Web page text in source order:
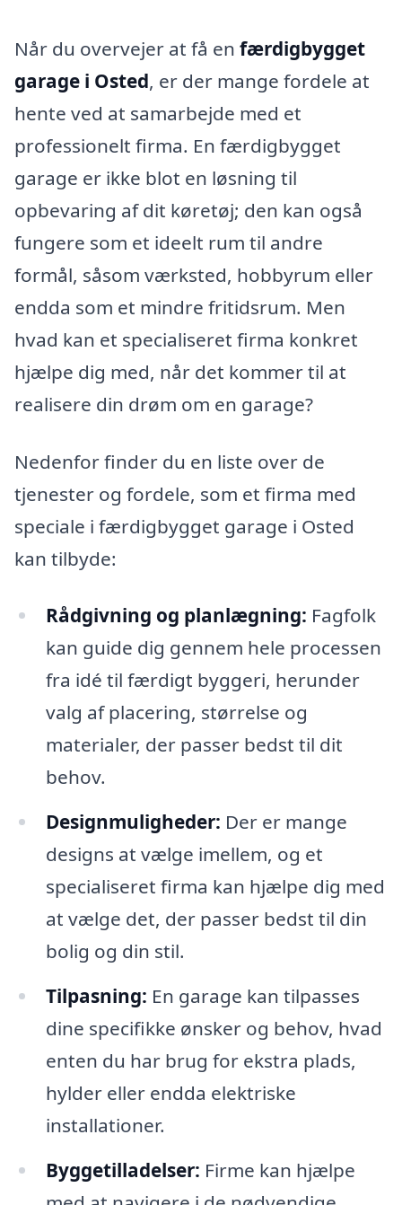
Når du overvejer at få en færdigbygget
garage i Osted, er der mange fordele at
hente ved at samarbejde med et
professionelt firma. En færdigbygget
garage er ikke blot en løsning til
opbevaring af dit køretøj; den kan også
fungere som et ideelt rum til andre
formål, såsom værksted, hobbyrum eller
endda som et mindre fritidsrum. Men
hvad kan et specialiseret firma konkret
hjælpe dig med, når det kommer til at
realisere din drøm om en garage?
Nedenfor finder du en liste over de
tjenester og fordele, som et firma med
speciale i færdigbygget garage i Osted
kan tilbyde:
Rådgivning og planlægning: Fagfolk
kan guide dig gennem hele processen
fra idé til færdigt byggeri, herunder
valg af placering, størrelse og
materialer, der passer bedst til dit
behov.
Designmuligheder: Der er mange
designs at vælge imellem, og et
specialiseret firma kan hjælpe dig med
at vælge det, der passer bedst til din
bolig og din stil.
Tilpasning: En garage kan tilpasses
dine specifikke ønsker og behov, hvad
enten du har brug for ekstra plads,
hylder eller endda elektriske
installationer.
Byggetilladelser: Firme kan hjælpe